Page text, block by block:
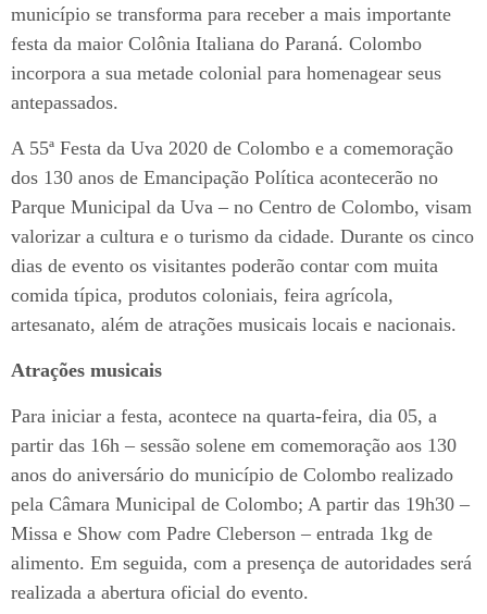
município se transforma para receber a mais importante
festa da maior Colônia Italiana do Paraná. Colombo
incorpora a sua metade colonial para homenagear seus
antepassados.
A 55ª Festa da Uva 2020 de Colombo e a comemoração
dos 130 anos de Emancipação Política acontecerão no
Parque Municipal da Uva – no Centro de Colombo, visam
valorizar a cultura e o turismo da cidade. Durante os cinco
dias de evento os visitantes poderão contar com muita
comida típica, produtos coloniais, feira agrícola,
artesanato, além de atrações musicais locais e nacionais.
Atrações musicais
Para iniciar a festa, acontece na quarta-feira, dia 05, a
partir das 16h – sessão solene em comemoração aos 130
anos do aniversário do município de Colombo realizado
pela Câmara Municipal de Colombo; A partir das 19h30 –
Missa e Show com Padre Cleberson – entrada 1kg de
alimento. Em seguida, com a presença de autoridades será
realizada a abertura oficial do evento.